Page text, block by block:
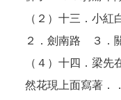
（２）十三．小
２．劍南路 ３．
（ ４ ）十四．梁先
然花現上面寫著．